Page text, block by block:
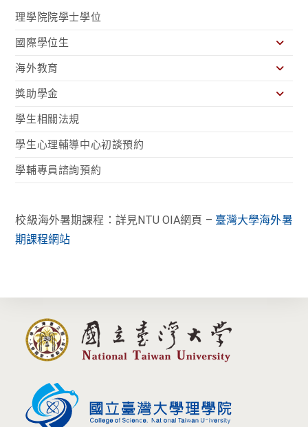
理學院院學士學位
國際學位生
海外教育
獎助學金
學生相關法規
學生心理輔導中心初談預約
學輔專員諮詢預約
校級海外暑期課程：詳見NTU OIA網頁 – 臺灣大學海外暑
期課程網站